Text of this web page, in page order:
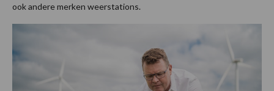
ook andere merken weerstations.